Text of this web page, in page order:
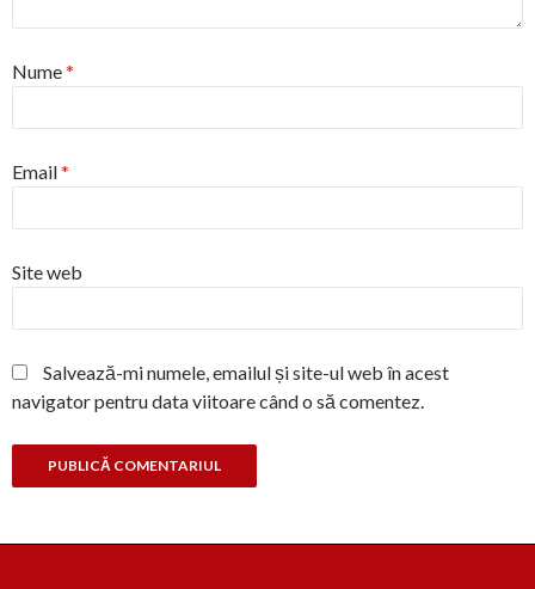
Nume*
Email*
Site web
Salvează-mi numele, emailul și site-ul web în acest
navigator pentru data viitoare când o să comentez.